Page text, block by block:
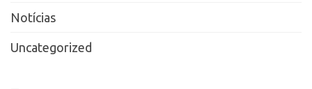
Notícias
Uncategorized